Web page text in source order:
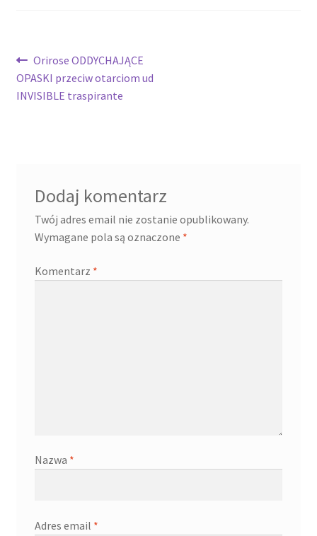
Nawigacja
wpisu
Poprzedni
wpis:
Orirose ODDYCHAJĄCE
OPASKI przeciw otarciom ud
INVISIBLE traspirante
Dodaj komentarz
Twój adres email nie zostanie opublikowany.
Wymagane pola są oznaczone *
Komentarz *
Nazwa *
Adres email *